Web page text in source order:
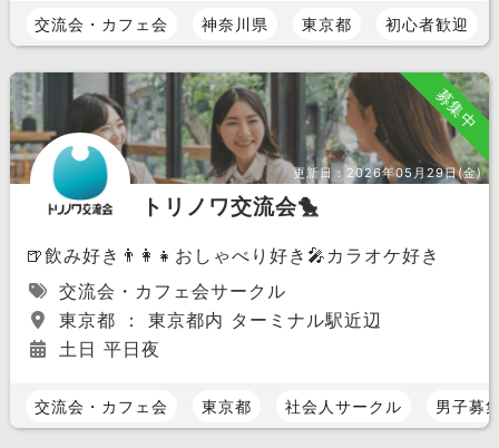
交流会・カフェ会 神奈川県 東京都 初心者歓迎
募集中
更新日： 2026年05月29日(金)
トリノワ交流会🐤
🍺飲み好き👨‍👩‍👧おしゃべり好き🎤カラオケ好き
交流会・カフェ会サークル
東京都 ： 東京都内 ターミナル駅近辺
土日 平日夜
交流会・カフェ会 東京都 社会人サークル 男子募